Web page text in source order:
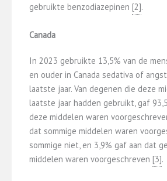
gebruikte benzodiazepinen ​[2]​.
Canada
In 2023 gebruikte 13,5% van de
en ouder in Canada sedativa of
laatste jaar. Van degenen die deze
laatste jaar hadden gebruikt, gaf
deze middelen waren
dat sommige middelen waren
sommige niet, en 3,9% gaf aan dat
middelen waren voorgeschreven ​[3]​.